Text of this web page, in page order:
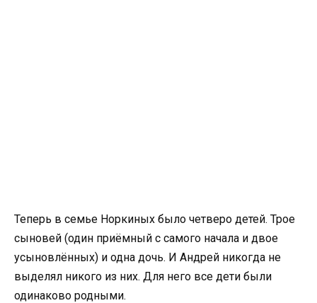
Теперь в семье Норкиных было четверо детей. Трое
сыновей (один приёмный с самого начала и двое
усыновлённых) и одна дочь. И Андрей никогда не
выделял никого из них. Для него все дети были
одинаково родными.